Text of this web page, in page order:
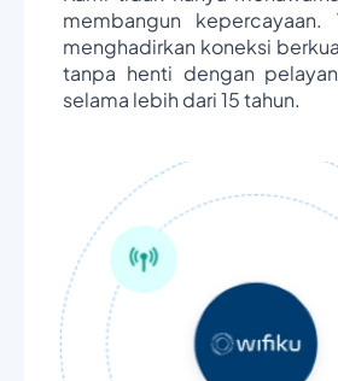
membangun kepercayaan.
menghadirkan koneksi
tanpa henti dengan
selama lebih dari 15 tahun.